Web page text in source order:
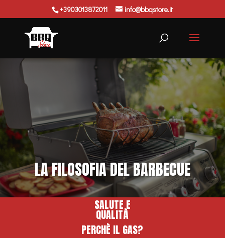
+3903013872011 info@bbqstore.it
Ricerca
prodotti
LA FILOSOFIA DEL BARBECUE
SALUTE E
QUALITÀ
PERCHÈ IL GAS?